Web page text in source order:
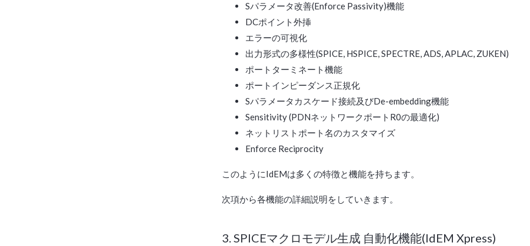
Sパラメータ改善(Enforce Passivity)機能
DCポイント外挿
エラーの可視化
出力形式の多様性(SPICE, HSPICE, SPECTRE, ADS, APLAC, ZUKEN)
ポートターミネート機能
ポートインピーダンス正規化
Sパラメータカスケード接続及びDe-embedding機能
Sensitivity (PDNネットワークポートR0の最適化)
ネットリストポート名のカスタマイズ
Enforce Reciprocity
このようにIdEMは多くの特徴と機能を持ちます。
次項から各機能の詳細説明をしていきます。
3. SPICEマクロモデル生成 自動化機能(IdEM Xpress)